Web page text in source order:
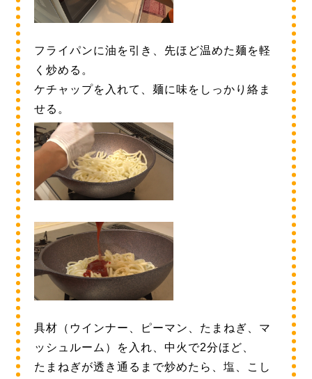
フライパンに油を引き、先ほど温めた麺を軽
く炒める。
ケチャップを入れて、麺に味をしっかり絡ま
せる。
具材（ウインナー、ピーマン、たまねぎ、マ
ッシュルーム）を入れ、中火で2分ほど、
たまねぎが透き通るまで炒めたら、塩、こし